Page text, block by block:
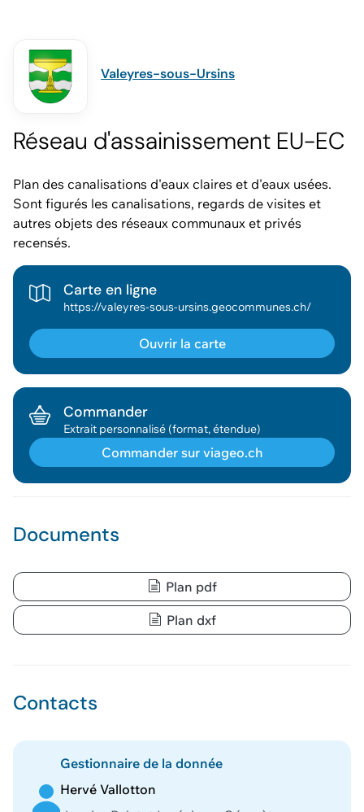
Valeyres-sous-Ursins
Réseau d'assainissement EU-EC
Plan des canalisations d'eaux claires et d'eaux usées.
Sont figurés les canalisations, regards de visites et
autres objets des réseaux communaux et privés
recensés.
Documents
Plan pdf
Plan dxf
Contacts
Gestionnaire de la donnée
Hervé Vallotton
Carte en ligne
https://valeyres-sous-ursins.geocommunes.ch/
Ouvrir la carte
Commander
Extrait personnalisé (format, étendue)
Commander sur viageo.ch
Voir le panier